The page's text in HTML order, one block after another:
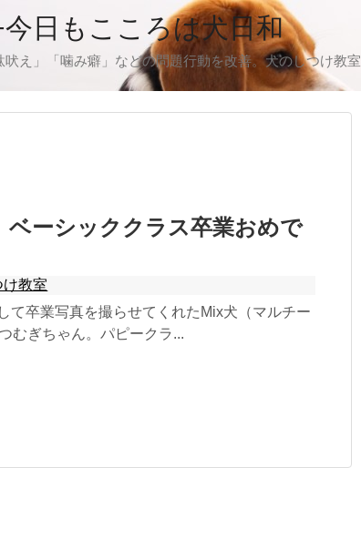
日もこころは犬日和
え」「噛み癖」などの問題行動を改善。犬のしつけ教室
ーシッククラス卒業おめで
け教室
て卒業写真を撮らせてくれたMix犬（マルチー
むぎちゃん。パピークラ...